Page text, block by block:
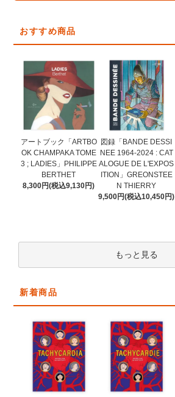
おすすめ商品
アートブック「ARTBO
OK CHAMPAKA TOME
3 ; LADIES」PHILIPPE
BERTHET
8,300円(税込9,130円)
図録「BANDE DESSI
NEE 1964-2024 : CAT
ALOGUE DE L'EXPOS
ITION」GREONSTEE
N THIERRY
9,500円(税込10,450円)
もっと見る
新着商品